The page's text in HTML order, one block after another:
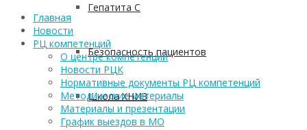
Гепатита С
Безопасность пациентов
Школа ХНИЗ
Главная
Новости
РЦ компетенций
О центре компетенций
Новости РЦК
Нормативные документы РЦ компетенций
Методические материалы
Материалы и презентации
График выездов в МО